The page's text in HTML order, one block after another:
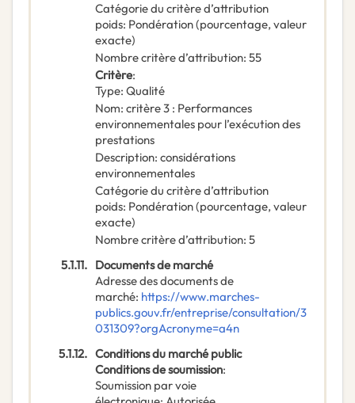
Catégorie du critère d’attribution
poids: Pondération (pourcentage, valeur
exacte)
Nombre critère d’attribution: 55
Critère:
Type: Qualité
Nom: critère 3 : Performances
environnementales pour l’exécution des
prestations
Description: considérations
environnementales
Catégorie du critère d’attribution
poids: Pondération (pourcentage, valeur
exacte)
Nombre critère d’attribution: 5
5.1.11. Documents de marché
Adresse des documents de
marché: https://www.marches-
publics.gouv.fr/entreprise/consultation/3
031309?orgAcronyme=a4n
5.1.12. Conditions du marché public
Conditions de soumission:
Soumission par voie